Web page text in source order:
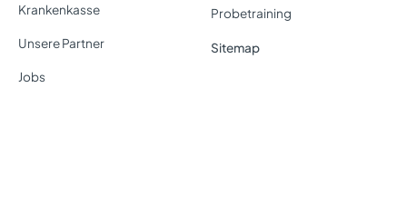
Krankenkasse
Unsere Partner
Jobs
Probetraining
Sitemap